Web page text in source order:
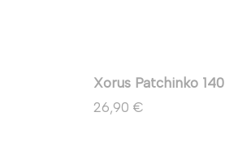
Xorus Patchinko 140
26,90 €